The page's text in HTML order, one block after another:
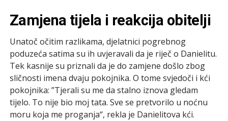
Zamjena tijela i reakcija obitelji
Unatoč očitim razlikama, djelatnici pogrebnog
poduzeća satima su ih uvjeravali da je riječ o Danielitu.
Tek kasnije su priznali da je do zamjene došlo zbog
sličnosti imena dvaju pokojnika. O tome svjedoči i kći
pokojnika: ”Tjerali su me da stalno iznova gledam
tijelo. To nije bio moj tata. Sve se pretvorilo u noćnu
moru koja me proganja“, rekla je Danielitova kći.